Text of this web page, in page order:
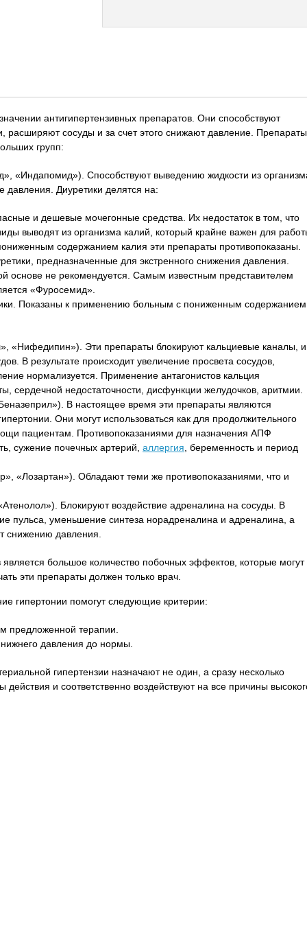
антигипертензивных препаратов. Они способствуют
расширяют сосуды и за счет этого снижают давление. Препараты
групп:
«Индапомид»). Способствуют выведению жидкости из
давления. Диуретики делятся на:
и дешевые мочегонные средства. Их недостаток в том, что
выводят из организма калий, который крайне важен для
содержанием калия эти препараты противопоказаны.
предназначенные для экстренного снижения давления.
основе не рекомендуется. Самым известным представителем
«Фуросемид».
Показаны к применению больным с пониженным содержанием
«Нифедипин»). Эти препараты блокируют кальциевые каналы, и
В результате происходит увеличение просвета сосудов,
нормализуется. Применение антагонистов кальция
сердечной недостаточности, дисфункции желудочков, аритмии.
В настоящее время эти препараты являются
Они могут использоваться как для продолжительного
пациентам. Противопоказаниями для назначения АПФ
сужение почечных артерий, аллергия , беременность и период
«Лозартан»). Обладают теми же противопоказаниями, что и
Блокируют воздействие адреналина на сосуды. В
пульса, уменьшение синтеза норадреналина и адреналина, а
снижению давления.
большое количество побочных эффектов, которые могут
эти препараты должен только врач.
гипертонии помогут следующие критерии:
предложенной терапии.
давления до нормы.
гипертензии назначают не один, а сразу несколько
и соответственно воздействуют на все причины